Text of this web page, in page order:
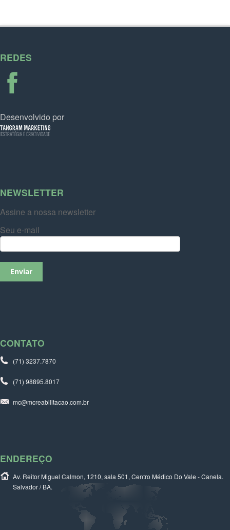
REDES
Desenvolvido por
NEWSLETTER
Assine a nossa newsletter
Seu e-mail
CONTATO
(71) 3237.7870
(71) 98895.8017
mc@mcreabilitacao.com.br
ENDEREÇO
Av. Reitor Miguel Calmon, 1210, sala 501, Centro Médico Do Vale - Canela.
Salvador / BA.